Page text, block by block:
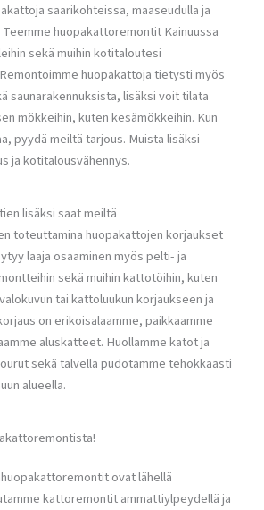
saarikohteissa, maaseudulla ja
huopakattoremontit Kainuussa
sekä muihin kotitaloutesi
huopakattoja tietysti myös
saunarakennuksista, lisäksi voit tilata
mökkeihin, kuten kesämökkeihin. Kun
pyydä meiltä tarjous. Muista lisäksi
ja kotitalousvähennys.
lisäksi saat meiltä
toteuttamina huopakattojen korjaukset
laaja osaaminen myös pelti- ja
sekä muihin kattotöihin, kuten
tai kattoluukun korjaukseen ja
on erikoisalaamme, paikkaamme
aluskatteet. Huollamme katot ja
sekä talvella pudotamme tehokkaasti
alueella.
ovat lähellä
kattoremontit ammattiylpeydellä ja